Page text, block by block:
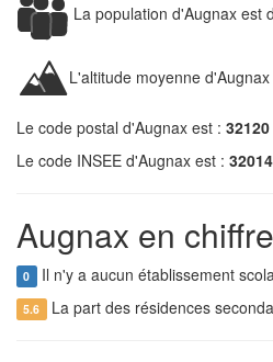
La population d'Augnax est
L'altitude moyenne
Le code postal d'Augnax est : 32120
Le code INSEE d'Augnax est : 32014
Augnax en
0 Il n'y a aucun établissement
5.6 La part des résidences